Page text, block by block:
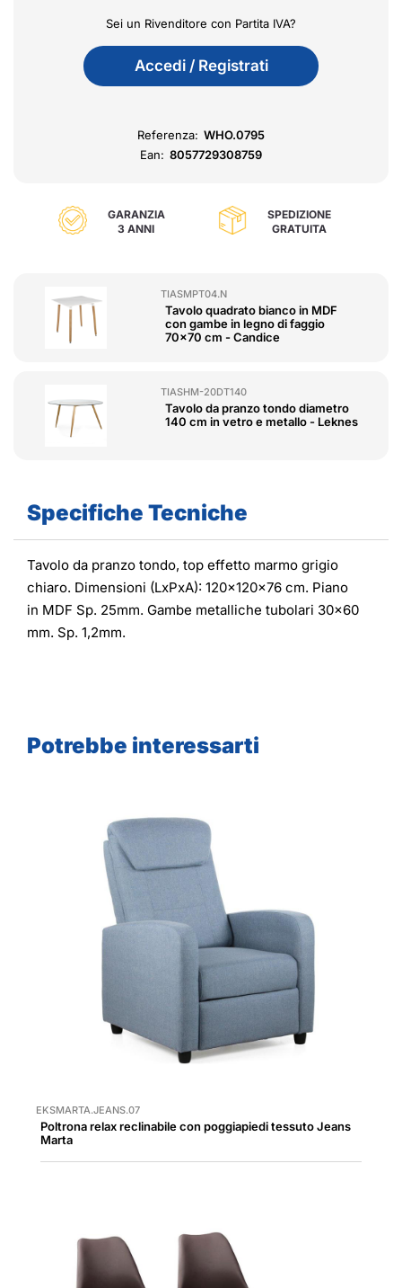
Sei un Rivenditore con Partita IVA?
Accedi / Registrati
Referenza: WHO.0795
Ean: 8057729308759
GARANZIA
3 ANNI
SPEDIZIONE
GRATUITA
TIASMPT04.N
Tavolo quadrato bianco in MDF
con gambe in legno di faggio
70x70 cm - Candice
TIASHM-20DT140
Tavolo da pranzo tondo diametro
140 cm in vetro e metallo - Leknes
Specifiche Tecniche
Tavolo da pranzo tondo, top effetto marmo grigio
chiaro. Dimensioni (LxPxA): 120x120x76 cm. Piano
in MDF Sp. 25mm. Gambe metalliche tubolari 30x60
mm. Sp. 1,2mm.
Potrebbe interessarti
EKSMARTA.JEANS.07
Poltrona relax reclinabile con poggiapiedi tessuto Jeans
Marta